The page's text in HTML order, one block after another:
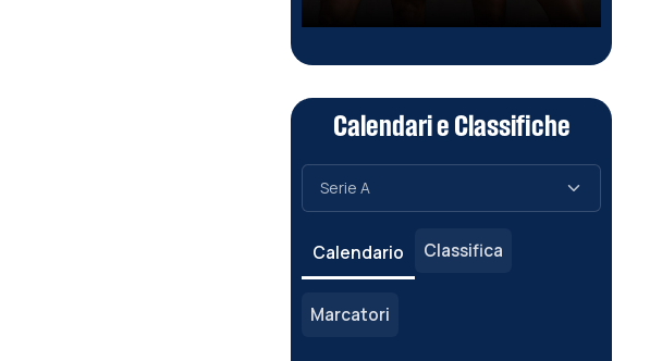
Calendari e Classifiche
Calendario Classifica
Marcatori